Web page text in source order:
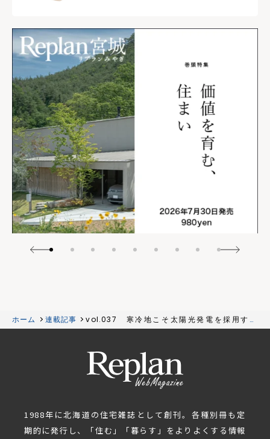
ホーム 連載記事
vol.037 寒冷地こそ太陽光発電を採用すべ
き？
1988年に北海道の住宅雑誌として創刊。各種別冊も定
期的に発行し、「住む」「暮らす」をよりよくする情報